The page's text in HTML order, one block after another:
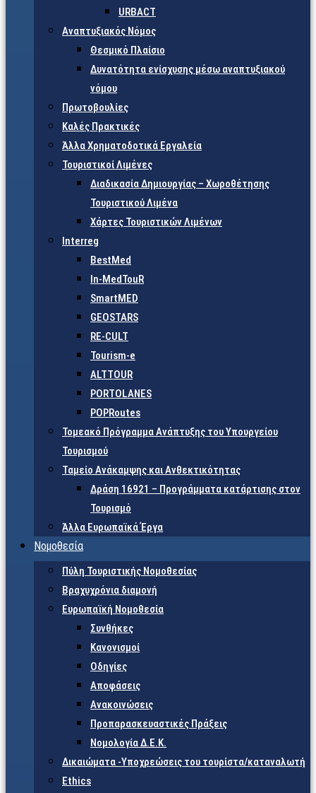
URBACT
Αναπτυξιακός Νόμος
Θεσμικό Πλαίσιο
Δυνατότητα ενίσχυσης μέσω αναπτυξιακού
νόμου
Πρωτοβουλίες
Καλές Πρακτικές
Άλλα Χρηματοδοτικά Εργαλεία
Τουριστικοί Λιμένες
Διαδικασία Δημιουργίας – Χωροθέτησης
Τουριστικού Λιμένα
Χάρτες Τουριστικών Λιμένων
Interreg
BestMed
In-MedTouR
SmartMED
GEOSTARS
RE-CULT
Tourism-e
ALTTOUR
PORTOLANES
POPRoutes
Τομεακό Πρόγραμμα Ανάπτυξης του Υπουργείου
Τουρισμού
Ταμείο Ανάκαμψης και Ανθεκτικότητας
Δράση 16921 – Προγράμματα κατάρτισης στον
Τουρισμό
Άλλα Ευρωπαϊκά Έργα
Νομοθεσία
Πύλη Τουριστικής Νομοθεσίας
Βραχυχρόνια διαμονή
Ευρωπαϊκή Νομοθεσία
Συνθήκες
Κανονισμοί
Οδηγίες
Αποφάσεις
Ανακοινώσεις
Προπαρασκευαστικές Πράξεις
Νομολογία Δ.Ε.Κ.
Δικαιώματα -Υποχρεώσεις του τουρίστα/καταναλωτή
Ethics